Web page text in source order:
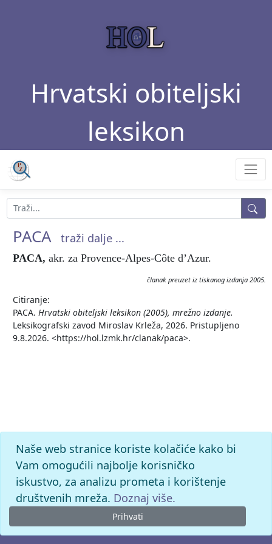
Hrvatski obiteljski
leksikon
PACA traži dalje ...
PACA, akr. za Provence-Alpes-Côte d’Azur.
članak preuzet iz tiskanog izdanja 2005.
Citiranje:
PACA. Hrvatski obiteljski leksikon (2005), mrežno izdanje.
Leksikografski zavod Miroslav Krleža, 2026. Pristupljeno
9.8.2026. <https://hol.lzmk.hr/clanak/paca>.
Naše web stranice koriste kolačiće kako bi
Vam omogućili najbolje korisničko
iskustvo, za analizu prometa i korištenje
društvenih mreža. Doznaj više.
Prihvati
© 2026. -Leksikografski zavodMiroslav Krleža